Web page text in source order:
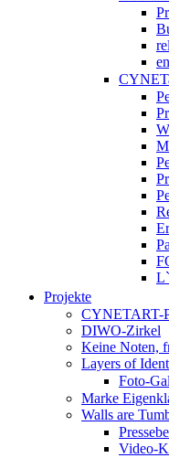
Projekte
CYNETART-
DIWO-Zirkel
Keine Noten,
Layers of
Foto-
Marke
Walls are
Video-